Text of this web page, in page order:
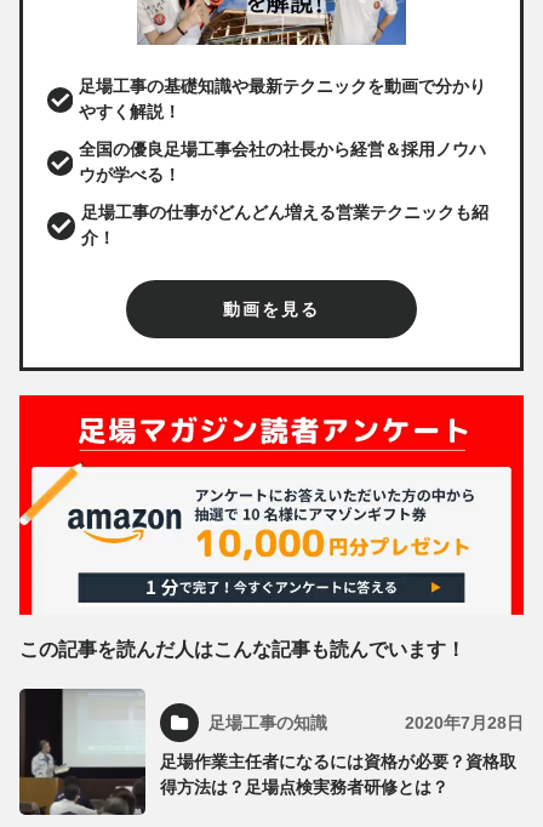
足場工事の基礎知識や最新テクニックを動画で分かり
やすく解説！
全国の優良足場工事会社の社長から経営＆採用ノウハ
ウが学べる！
足場工事の仕事がどんどん増える営業テクニックも紹
介！
動画を見る
この記事を読んだ人はこんな記事も読んでいます！
足場工事の知識 2020年7月28日
足場作業主任者になるには資格が必要？資格取
得方法は？足場点検実務者研修とは？